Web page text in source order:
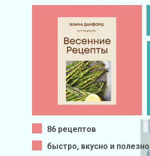
86 рецептов
быстро, вкусно и полезно